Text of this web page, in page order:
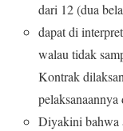
dari 12 (dua
dapat di
walau tidak
Kontrak
Diyakini bahwa